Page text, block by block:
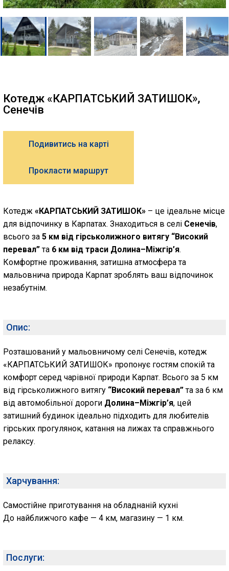
Котедж «КАРПАТСЬКИЙ ЗАТИШОК»,
Сенечів
Подивитись на карті
Прокласти маршрут
Котедж «КАРПАТСЬКИЙ ЗАТИШОК» – це ідеальне місце
для відпочинку в Карпатах. Знаходиться в селі Сенечів,
всього за 5 км від гірськолижного витягу “Високий
перевал”та 6 км від траси Долина–Міжгір’я.
Комфортне проживання, затишна атмосфера та
мальовнича природа Карпат зроблять ваш відпочинок
незабутнім.
Опис:
Розташований у мальовничому селі Сенечів, котедж
«КАРПАТСЬКИЙ ЗАТИШОК» пропонує гостям спокій та
комфорт серед чарівної природи Карпат. Всього за 5 км
від гірськолижного витягу “Високий перевал”та за 6 км
від автомобільної дороги Долина–Міжгір’я, цей
затишний будинок ідеально підходить для любителів
гірських прогулянок, катання на лижах та справжнього
релаксу.
Харчування:
Самостійне приготування на обладнаній кухні
До найближчого кафе — 4 км, магазину — 1 км.
Послуги: